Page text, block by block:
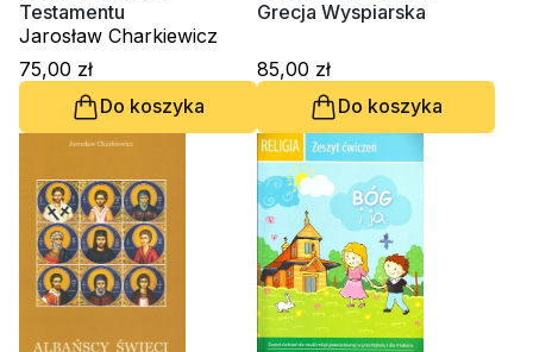
Testamentu
Jarosław Charkiewicz
75,00 zł
Do koszyka
Grecja Wyspiarska
85,00 zł
Do koszyka